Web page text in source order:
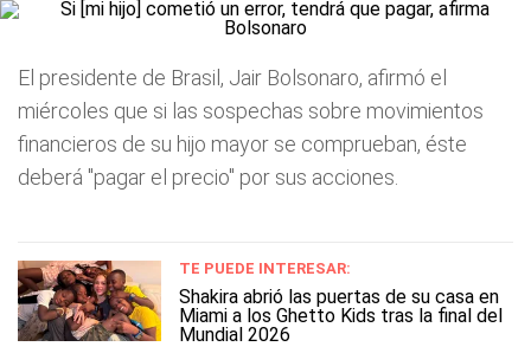
El presidente de Brasil, Jair Bolsonaro, afirmó el
miércoles que si las sospechas sobre movimientos
financieros de su hijo mayor se comprueban, éste
deberá "pagar el precio" por sus acciones.
TE PUEDE INTERESAR:
Shakira abrió las puertas de su casa en
Miami a los Ghetto Kids tras la final del
Mundial 2026